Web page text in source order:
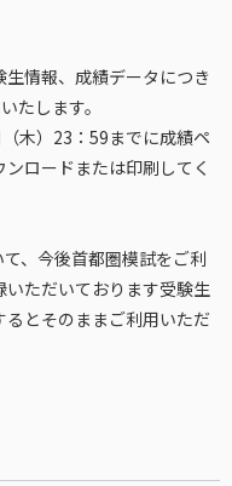
情報、成績データにつき
たします。
木）23：59までに成績ペ
ロードまたは印刷してく
、今後首都圏模試をご利
ただいております受験生
るとそのままご利用いただ